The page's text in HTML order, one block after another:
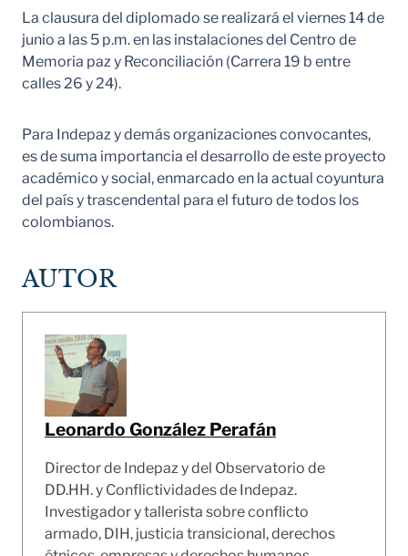
La clausura del diplomado se realizará el viernes 14 de
junio a las 5 p.m. en las instalaciones del Centro de
Memoria paz y Reconciliación (Carrera 19 b entre
calles 26 y 24).
Para Indepaz y demás organizaciones convocantes,
es de suma importancia el desarrollo de este proyecto
académico y social, enmarcado en la actual coyuntura
del país y trascendental para el futuro de todos los
colombianos.
AUTOR
Leonardo González Perafán
Director de Indepaz y del Observatorio de
DD.HH. y Conflictividades de Indepaz.
Investigador y tallerista sobre conflicto
armado, DIH, justicia transicional, derechos